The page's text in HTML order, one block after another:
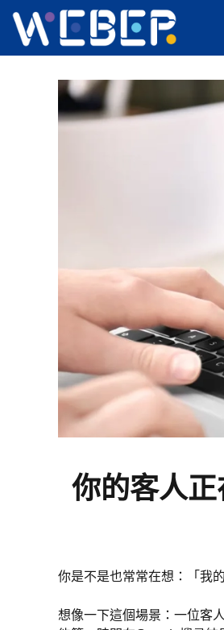
你的客人
你是不是也常常在想：「我
想像一下這個場景：一位客